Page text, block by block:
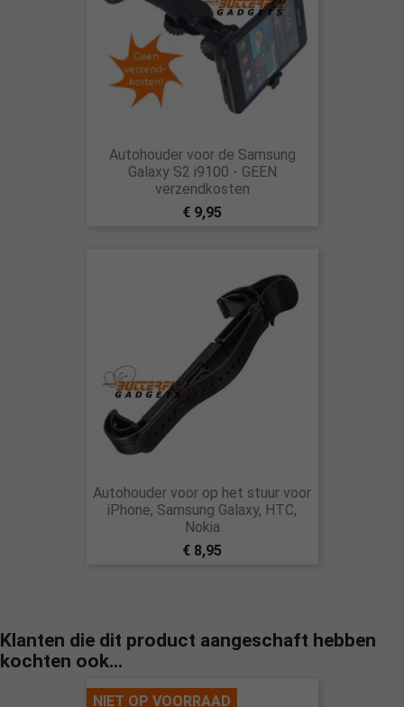
Autohouder voor de Samsung
Galaxy S2 i9100 - GEEN
verzendkosten
€ 9,95
Autohouder voor op het stuur voor
iPhone, Samsung Galaxy, HTC,
Nokia
€ 8,95
Klanten die dit product aangeschaft hebben
kochten ook...
NIET OP VOORRAAD